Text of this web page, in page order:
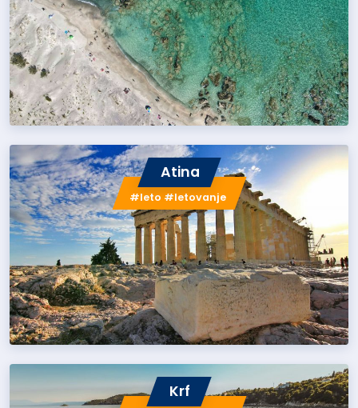
Atina
#leto #letovanje
Krf